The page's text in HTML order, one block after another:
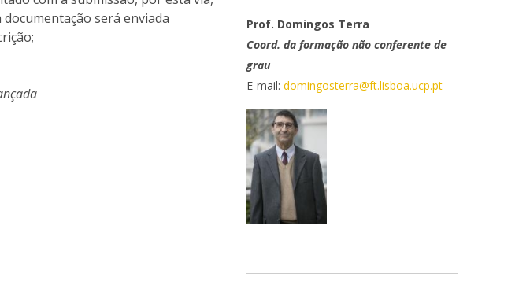
será enviada
Prof. Domingos Terra
Coord. da formação não conferente de
grau
E-mail:domingosterra@ft.lisboa.ucp.pt